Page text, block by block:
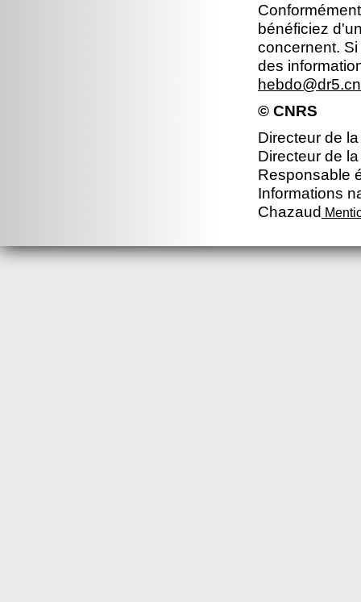
bénéficiez
concernent.
des
© CNRS
Directeur de
Directeur de
Responsable
Informations
Chazaud